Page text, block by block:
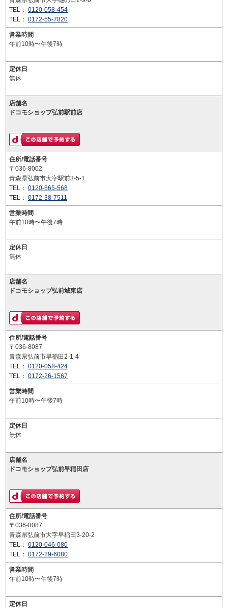
TEL： 0120-058-454
TEL： 0172-55-7820
営業時間
午前10時〜午後7時
定休日
無休
店舗名
ドコモショップ弘前駅前店
住所/電話番号
〒036-8002
青森県弘前市大字駅前3-5-1
TEL： 0120-865-568
TEL： 0172-38-7511
営業時間
午前10時〜午後7時
定休日
無休
店舗名
ドコモショップ弘前城東店
住所/電話番号
〒036-8087
青森県弘前市早稲田2-1-4
TEL： 0120-058-424
TEL： 0172-26-1567
営業時間
午前10時〜午後7時
定休日
無休
店舗名
ドコモショップ弘前早稲田店
住所/電話番号
〒036-8087
青森県弘前市大字早稲田3-20-2
TEL： 0120-046-080
TEL： 0172-29-6080
営業時間
午前10時〜午後7時
定休日